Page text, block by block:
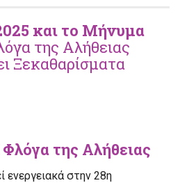
και το Μήνυμα
της Αλήθειας
Ξεκαθαρίσματα
της Αλήθειας
ενεργειακά στην 28η